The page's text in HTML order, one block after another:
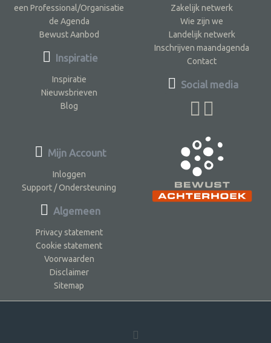
een Professional/Organisatie
de Agenda
Bewust Aanbod
Inspiratie
Inspiratie
Nieuwsbrieven
Blog
Zakelijk netwerk
Wie zijn we
Landelijk netwerk
Inschrijven maandagenda
Contact
Social media
Mijn Account
Inloggen
Support / Ondersteuning
Algemeen
Privacy statement
Cookie statement
Voorwaarden
Disclaimer
Sitemap